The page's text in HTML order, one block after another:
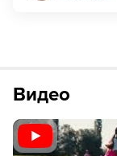
54´
Г О О О О О
легко
Видео